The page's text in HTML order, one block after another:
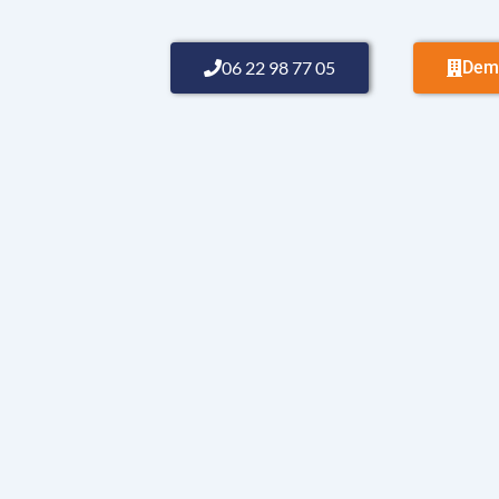
06 22 98 77 05